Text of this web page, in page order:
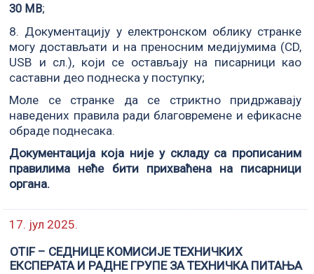
30 MB;
8. Документацију у електронском облику странке
могу достављати и на преносним медијумима (CD,
USB и сл.), који се остављају на писарници као
саставни део поднеска у поступку;
Моле се странке да се стриктно придржавају
наведених правила ради благовремене и ефикасне
обраде поднесака.
Документација која није у складу са прописаним
правилима неће бити прихваћена на писарници
органа.
17. јул 2025.
ОTIF – СЕДНИЦЕ КОМИСИЈЕ ТЕХНИЧКИХ
ЕКСПЕРАТА И РАДНЕ ГРУПЕ ЗА ТЕХНИЧКА ПИТАЊА